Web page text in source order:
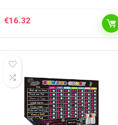
€16.32